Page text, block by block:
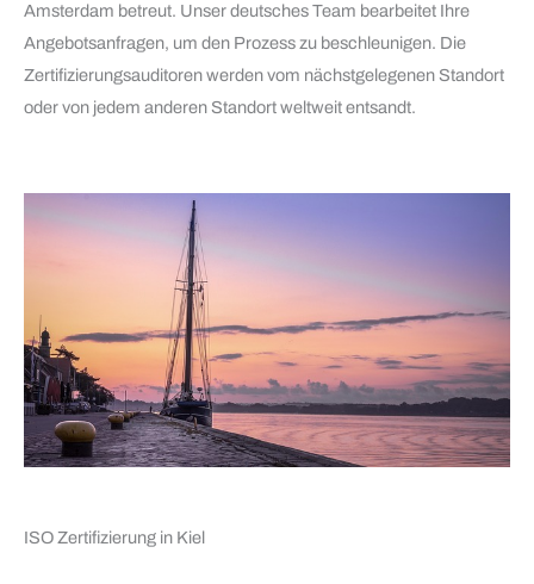
Amsterdam betreut. Unser deutsches Team bearbeitet Ihre
Angebotsanfragen, um den Prozess zu beschleunigen. Die
Zertifizierungsauditoren werden vom nächstgelegenen Standort
oder von jedem anderen Standort weltweit entsandt.
ISO Zertifizierung in Kiel